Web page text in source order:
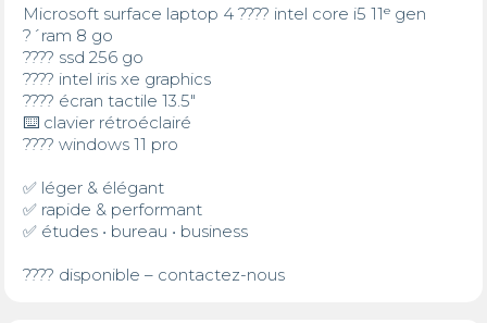
Microsoft surface laptop 4 ???? intel core i5 11ᵉ gen
?´ram 8 go
???? ssd 256 go
???? intel iris xe graphics
????️ écran tactile 13.5"
⌨️ clavier rétroéclairé
???? windows 11 pro
✅ léger & élégant
✅ rapide & performant
✅ études • bureau • business
???? disponible – contactez-nous